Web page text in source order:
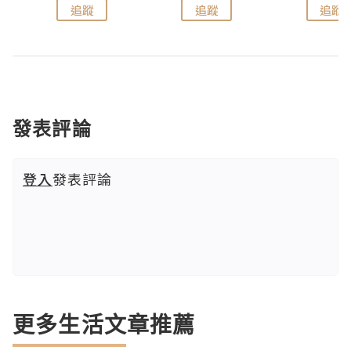
追蹤 追蹤 追蹤
發表評論
登入發表評論
更多生活文章推薦